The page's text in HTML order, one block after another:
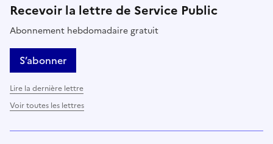
Recevoir la lettre de Service Public
Abonnement hebdomadaire gratuit
S’abonner
Lire la dernière lettre
Voir toutes les lettres